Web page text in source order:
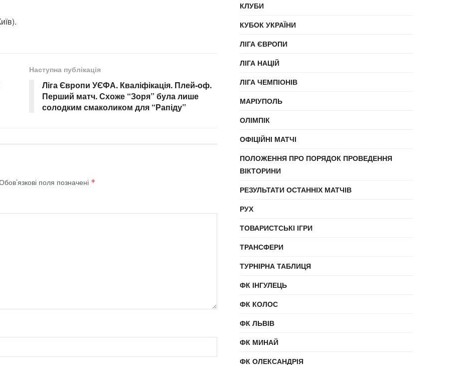
Наступна публікація
Ліга Європи УЄФА. Кваліфікація. Плей-оф.
Перший матч. Схоже “Зоря” була лише
солодким смаколиком для “Рапіду”
поля позначені *
КЛУБИ
КУБОК УКРАЇНИ
ЛІГА ЄВРОПИ
ЛІГА НАЦІЙ
ЛІГА ЧЕМПІОНІВ
МАРІУПОЛЬ
ОЛІМПІК
ОФІЦІЙНІ МАТЧІ
ПОЛОЖЕННЯ ПРО ПОРЯДОК ПРОВЕДЕННЯ
ВІКТОРИНИ
РЕЗУЛЬТАТИ ОСТАННІХ МАТЧІВ
РУХ
ТОВАРИСТСЬКІ ІГРИ
ТРАНСФЕРИ
ТУРНІРНА ТАБЛИЦЯ
ФК ІНГУЛЕЦЬ
ФК КОЛОС
ФК ЛЬВІВ
ФК МИНАЙ
ФК ОЛЕКСАНДРІЯ